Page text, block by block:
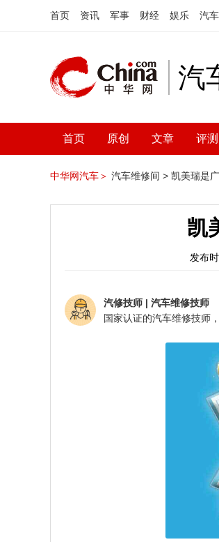
首页 资讯 军事 财经 娱乐 汽车
汽
首页 原创 文章 评测
中华网汽车＞ 汽车维修间 > 凯美瑞是
凯
发布
汽修技师 | 汽车维修技师